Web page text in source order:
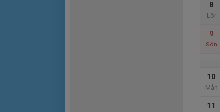
8
Lör
9
Sön
10
Mån
11